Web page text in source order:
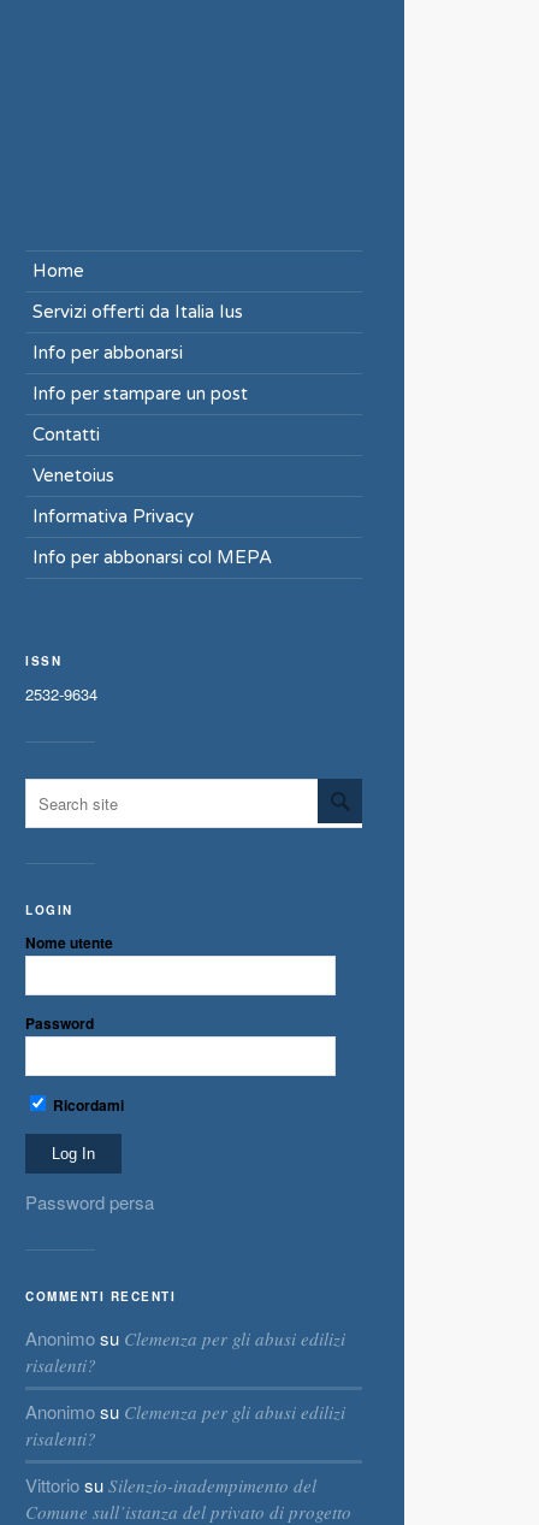
Home
Servizi offerti da Italia Ius
Info per abbonarsi
Info per stampare un post
Contatti
Venetoius
Informativa Privacy
Info per abbonarsi col MEPA
ISSN
2532-9634
LOGIN
Nome utente
Password
Ricordami
Password persa
COMMENTI RECENTI
Anonimosu Clemenza per gli abusi edilizi
risalenti?
Anonimosu Clemenza per gli abusi edilizi
risalenti?
Vittoriosu Silenzio-inadempimento del
Comune sull’istanza del privato di progetto